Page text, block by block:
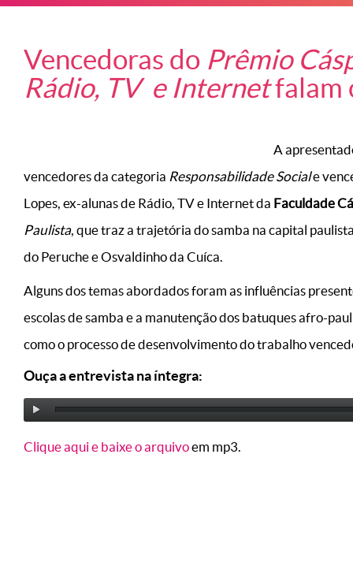
Vencedoras do Prêmio
Rádio, TV e Internetfalam
A
vencedores da categoria Responsabilidade Sociale
Lopes, ex-alunas de Rádio, TV e Internet da Faculdade
Paulista, que traz a trajetória do samba na capital
do Peruche e Osvaldinho da Cuíca.
Alguns dos temas abordados foram as influências
escolas de samba e a manutenção dos batuques afro-
como o processo de desenvolvimento do trabalho
Ouça a entrevista na íntegra:
Clique aqui e baixe o arquivoem mp3.